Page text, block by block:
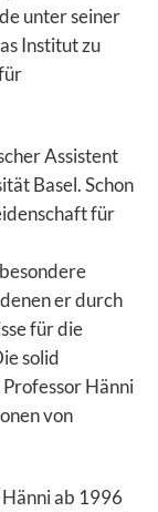
unter seiner
Institut zu
Assistent
Basel. Schon
für
er durch
für die
solid
Hänni
von
ab 1996